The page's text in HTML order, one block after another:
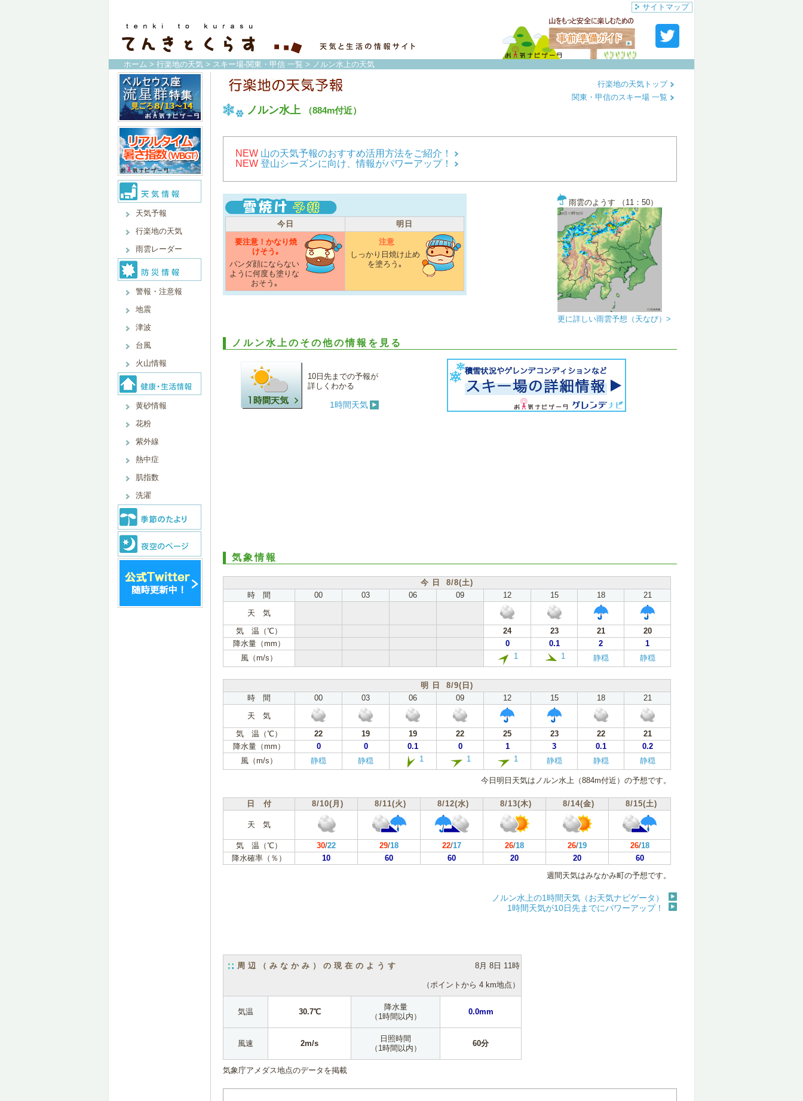
サイトマップ
ホーム > 行楽地の天気 > スキー場-関東・甲信 一覧 > ノルン水上の天気
天気予報
行楽地の天気
雨雲レーダー
警報・注意報
地震
津波
台風
火山情報
黄砂情報
花粉
紫外線
熱中症
肌指数
洗濯
ノルン水上 （884m付近）
行楽地の天気トップ
関東・甲信のスキー場 一覧
NEW 山の天気予報のおすすめ活用方法をご紹介！
NEW 登山シーズンに向け、情報がパワーアップ！
今日
明日
要注意！かなり焼
けそう｡
パンダ顔にならない
ように何度も塗りな
おそう｡
注意
しっかり日焼け止め
を塗ろう｡
雨雲のようす （11：50）
更に詳しい雨雲予想（天なび）>
ノルン水上のその他の情報を見る
10日先までの予報が
詳しくわかる
1時間天気
気象情報
今 日 8/8(土)
時 間
00 03 06 09 12 15 18
21
天 気
気 温（℃）
24 23 21
20
降水量（mm）
0 0.1 2
1
風（m/s）
1 1 静穏 静穏
明 日 8/9(日)
時 間
00 03 06 09 12 15 18
21
天 気
気 温（℃）
22 19 19 22 25 23 22
21
降水量（mm）
0 0 0.1 0 1 3 0.1
0.2
風（m/s）
静穏 静穏 1 1 1 静穏 静穏 静穏
今日明日天気はノルン水上（884m付近）の予想です。
日 付 8/10(月) 8/11(火) 8/12(水) 8/13(木) 8/14(金) 8/15(土)
天 気
気 温（℃） 30/22 29/18 22/17 26/18 26/19 26/18
降水確率（％）
10 60 60 20 20
60
週間天気はみなかみ町の予想です。
ノルン水上の1時間天気（お天気ナビゲータ）
1時間天気が10日先までにパワーアップ！
周辺（みなかみ）の現在のようす 8月 8日 11時
（ポイントから 4 km地点）
気温 30.7℃
降水量
（1時間以内）
0.0mm
風速 2m/s
日照時間
（1時間以内）
60分
気象庁アメダス地点のデータを掲載